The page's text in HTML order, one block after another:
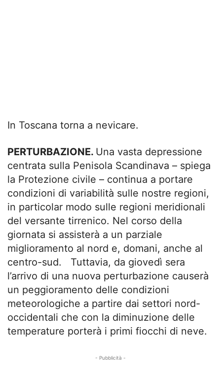
In Toscana torna a nevicare.
PERTURBAZIONE. Una vasta depressione
centrata sulla Penisola Scandinava – spiega
la Protezione civile – continua a portare
condizioni di variabilità sulle nostre regioni,
in particolar modo sulle regioni meridionali
del versante tirrenico. Nel corso della
giornata si assisterà a un parziale
miglioramento al nord e, domani, anche al
centro-sud. Tuttavia, da giovedì sera
l’arrivo di una nuova perturbazione causerà
un peggioramento delle condizioni
meteorologiche a partire dai settori nord-
occidentali che con la diminuzione delle
temperature porterà i primi fiocchi di neve.
- Pubblicità -